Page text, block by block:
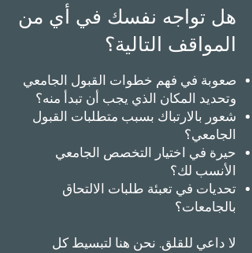
هل تواجه نفسك في أي من
المواقف التالية؟
صعوبة في فهم خطوات القبول الجامعي
وتحديد المكان الذي يجب أن تبدأ منه؟
شعور بالارتباك بسبب متطلبات القبول
الجامعي؟
حيرة في اختيار التخصص الجامعي
الأنسب لك؟
تحديات في تعبئة طلبات الالتحاق
بالجامعات؟
​لا داعي للقلق. نحن هنا لتبسيط كل